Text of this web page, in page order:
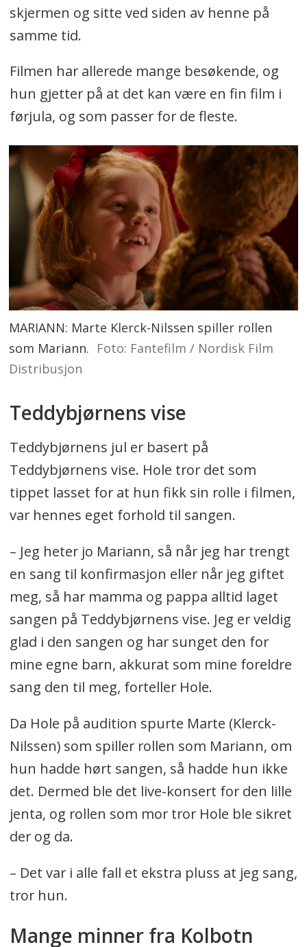
skjermen og sitte ved siden av henne på
samme tid.
Filmen har allerede mange besøkende, og
hun gjetter på at det kan være en fin film i
førjula, og som passer for de fleste.
MARIANN: Marte Klerck-Nilssen spiller rollen
som Mariann. Foto: Fantefilm / Nordisk Film
Distribusjon
Teddybjørnens vise
Teddybjørnens jul er basert på
Teddybjørnens vise. Hole tror det som
tippet lasset for at hun fikk sin rolle i filmen,
var hennes eget forhold til sangen.
– Jeg heter jo Mariann, så når jeg har trengt
en sang til konfirmasjon eller når jeg giftet
meg, så har mamma og pappa alltid laget
sangen på Teddybjørnens vise. Jeg er veldig
glad i den sangen og har sunget den for
mine egne barn, akkurat som mine foreldre
sang den til meg, forteller Hole.
Da Hole på audition spurte Marte (Klerck-
Nilssen) som spiller rollen som Mariann, om
hun hadde hørt sangen, så hadde hun ikke
det. Dermed ble det live-konsert for den lille
jenta, og rollen som mor tror Hole ble sikret
der og da.
– Det var i alle fall et ekstra pluss at jeg sang,
tror hun.
Mange minner fra Kolbotn